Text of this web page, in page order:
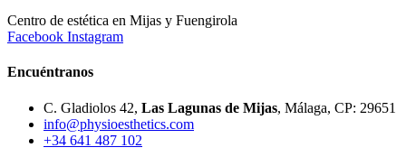
Centro de estética en Mijas y Fuengirola
Facebook Instagram
Encuéntranos
C. Gladiolos 42, Las Lagunas de Mijas, Málaga, CP: 29651
info@physioesthetics.com
+34 641 487 102